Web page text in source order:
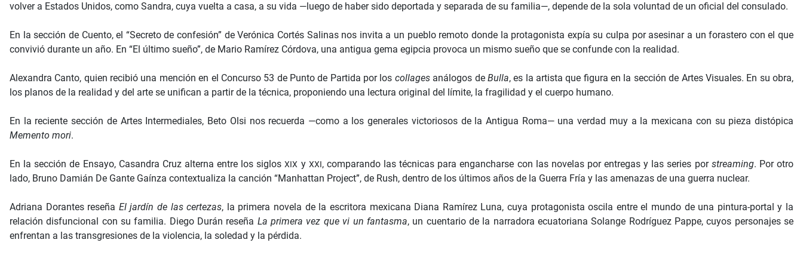
volver a Estados Unidos, como Sandra, cuya vuelta a casa, a su vida —luego de haber sido deportada y separada de su familia—, depende de la sola voluntad de un oficial del consulado.
En la sección de Cuento, el “Secreto de confesión” de Verónica Cortés Salinas nos invita a un pueblo remoto donde la protagonista expía su culpa por asesinar a un forastero con el que
convivió durante un año. En “El último sueño”, de Mario Ramírez Córdova, una antigua gema egipcia provoca un mismo sueño que se confunde con la realidad.
Alexandra Canto, quien recibió una mención en el Concurso 53 de Punto de Partida por los collagesanálogos de Bulla, es la artista que figura en la sección de Artes Visuales. En su obra,
los planos de la realidad y del arte se unifican a partir de la técnica, proponiendo una lectura original del límite, la fragilidad y el cuerpo humano.
En la reciente sección de Artes Intermediales, Beto Olsi nos recuerda —como a los generales victoriosos de la Antigua Roma— una verdad muy a la mexicana con su pieza distópica
Memento mori.
En la sección de Ensayo, Casandra Cruz alterna entre los siglosXIX y XXI, comparando las técnicas para engancharse con las novelas por entregas y las series por streaming. Por otro
lado, Bruno Damián De Gante Gaínza contextualiza la canción “Manhattan Project”, de Rush, dentro de los últimos años de la Guerra Fría y las amenazas de una guerra nuclear.
Adriana Dorantes reseña El jardín de las certezas, la primera novela de la escritora mexicana Diana Ramírez Luna, cuya protagonista oscila entre el mundo de una pintura-portal y la
relación disfuncional con su familia. Diego Durán reseña La primera vez que vi un fantasma, un cuentario de la narradora ecuatoriana Solange Rodríguez Pappe, cuyos personajes se
enfrentan a las transgresiones de la violencia, la soledad y la pérdida.